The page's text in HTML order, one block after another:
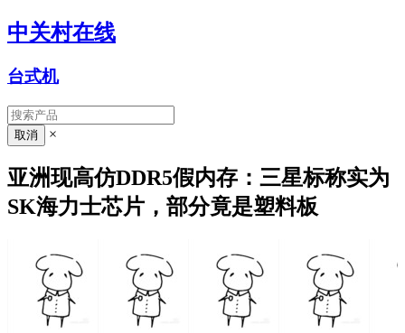
中关村在线
台式机
×
亚洲现高仿DDR5假内存：三星标称实为
SK海力士芯片，部分竟是塑料板